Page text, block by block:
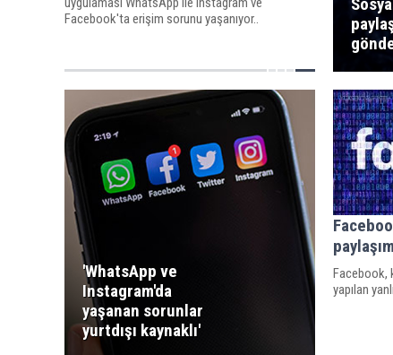
Facebook'ta erişim sorunu yaşanıyor..
'WhatsApp ve
Instagram'da
yaşanan sorunlar
yurtdışı kaynaklı'
Facebook,
yapılan